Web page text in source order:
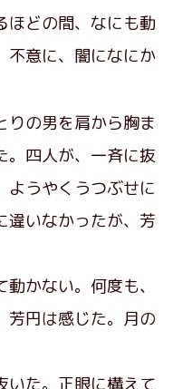
ほどの間、なにも動
不意に、闇になにか
の男を肩から胸ま
。四人が、一斉に抜
ようやくうつぶせに
違いなかったが、芳
かない。何度も、
芳円は感じた。月の
た。正眼に構えて